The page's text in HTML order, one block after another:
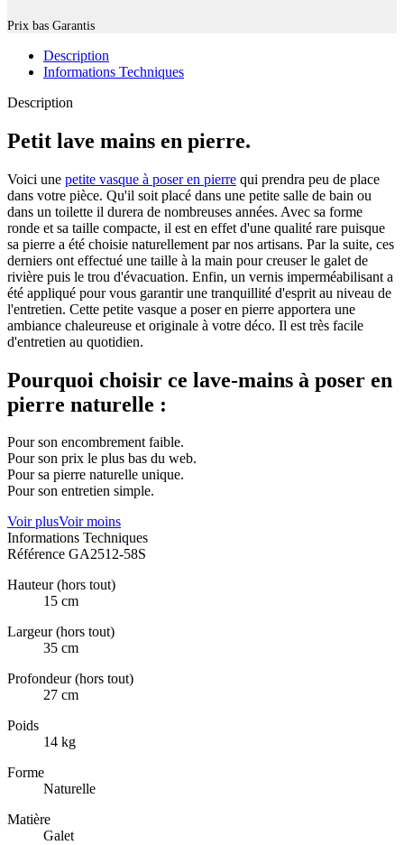
Prix bas Garantis
Description
Informations Techniques
Description
Petit lave mains en pierre.
Voici une petite vasque à poser en pierre qui prendra peu de place
dans votre pièce. Qu'il soit placé dans une petite salle de bain ou
dans un toilette il durera de nombreuses années. Avec sa forme
ronde et sa taille compacte, il est en effet d'une qualité rare puisque
sa pierre a été choisie naturellement par nos artisans. Par la suite, ces
derniers ont effectué une taille à la main pour creuser le galet de
rivière puis le trou d'évacuation. Enfin, un vernis imperméabilisant a
été appliqué pour vous garantir une tranquillité d'esprit au niveau de
l'entretien. Cette petite vasque a poser en pierre apportera une
ambiance chaleureuse et originale à votre déco. Il est très facile
d'entretien au quotidien.
Pourquoi choisir ce lave-mains à poser en
pierre naturelle :
Pour son encombrement faible.
Pour son prix le plus bas du web.
Pour sa pierre naturelle unique.
Pour son entretien simple.
Voir plusVoir moins
Informations Techniques
Référence GA2512-58S
Hauteur (hors tout)
15 cm
Largeur (hors tout)
35 cm
Profondeur (hors tout)
27 cm
Poids
14 kg
Forme
Naturelle
Matière
Galet